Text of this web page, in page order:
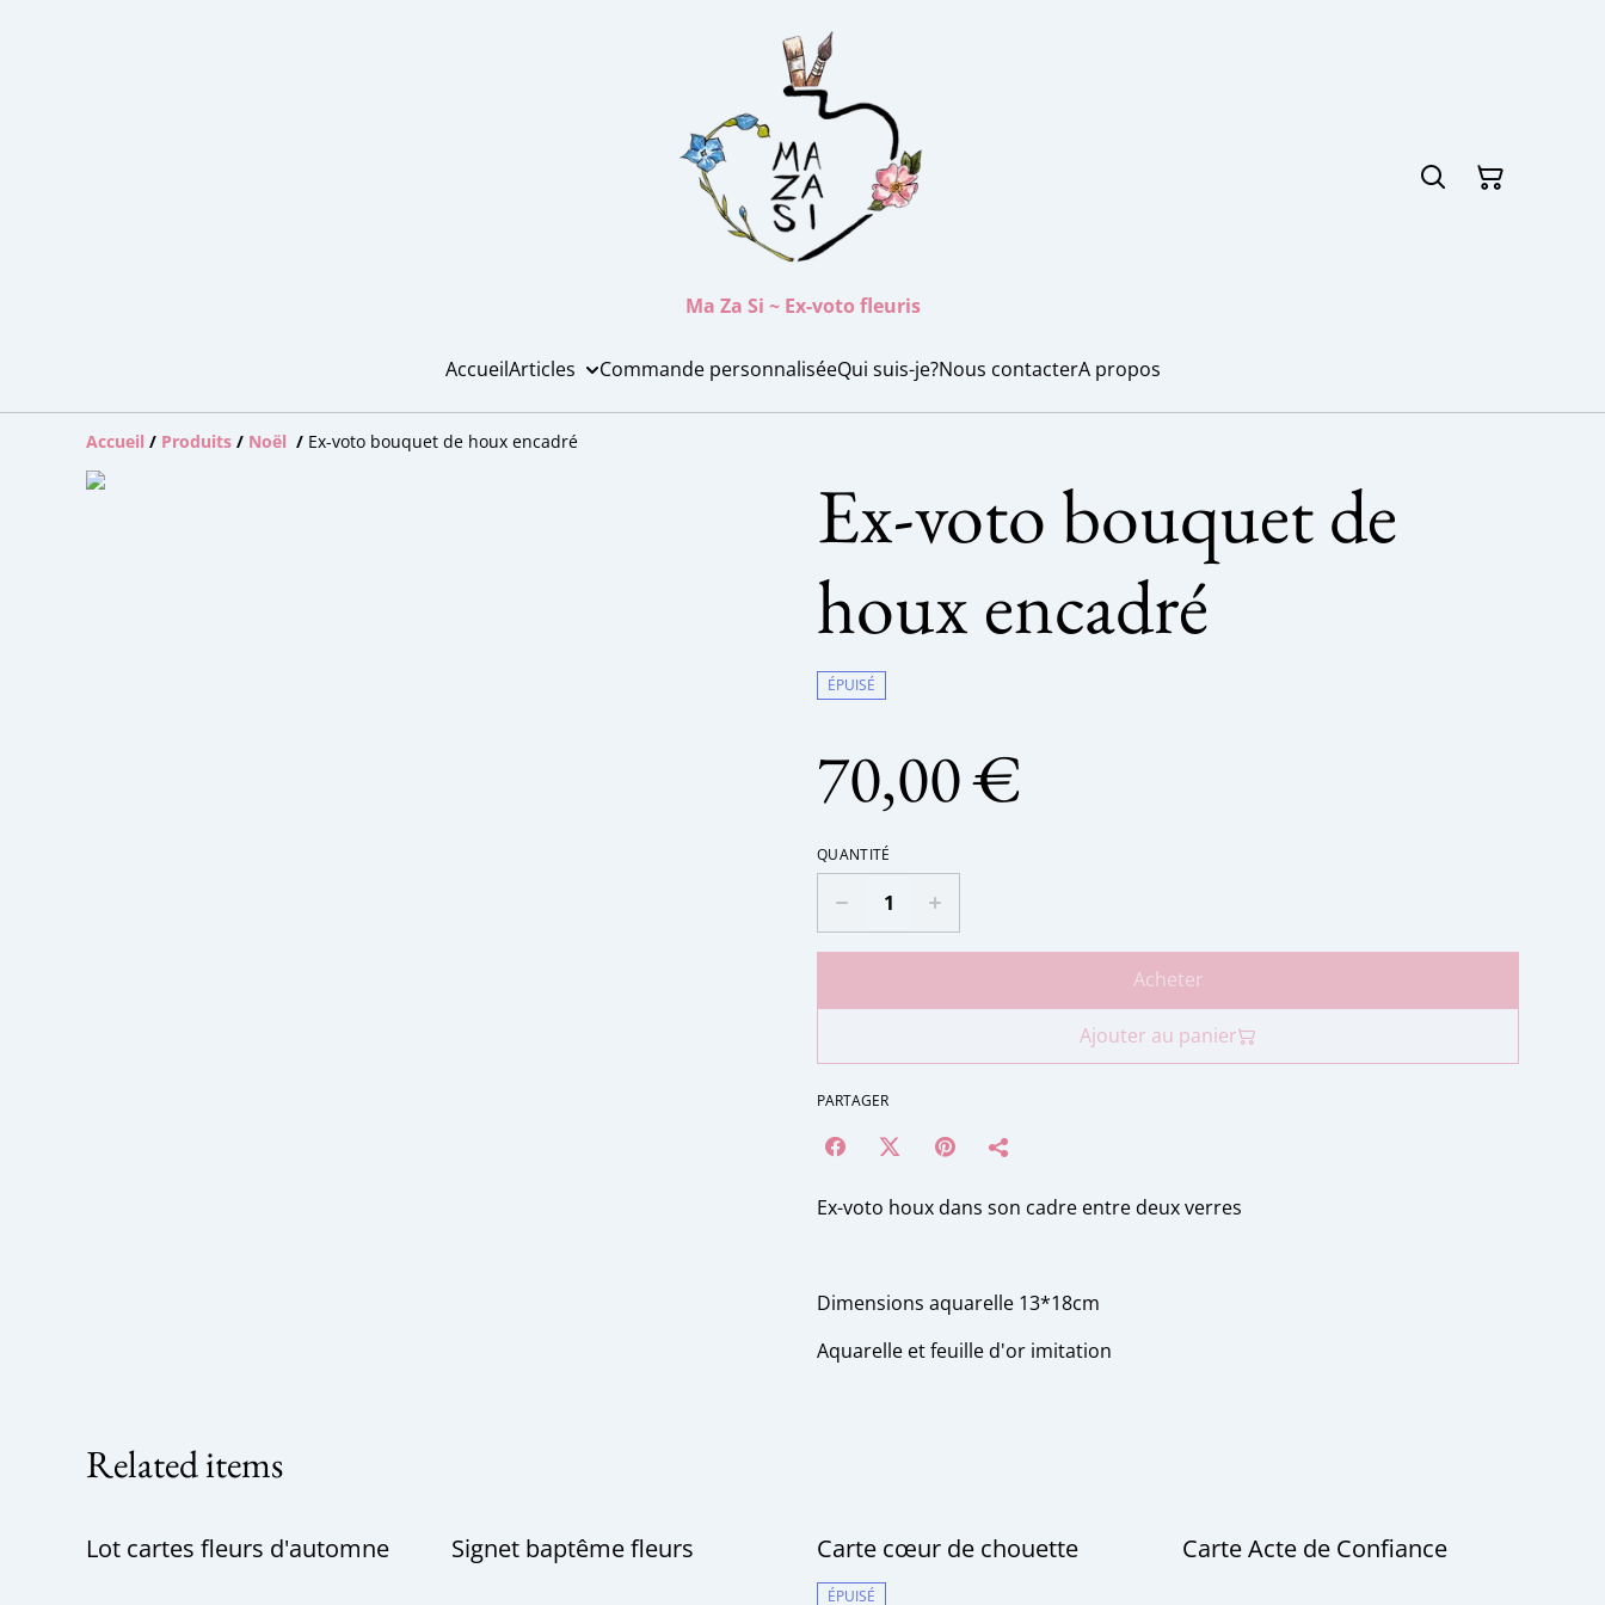
Ma Za Si ~ Ex-voto fleuris
AccueilArticles Commande personnaliséeQui suis-je?Nous contacterA propos
Accueil / Produits / Noël / Ex-voto bouquet de houx encadré
Ex-voto bouquet de
houx encadré
ÉPUISÉ
70,00 €
QUANTITÉ
Acheter
Ajouter au panier
PARTAGER
Ex-voto houx dans son cadre entre deux verres
Dimensions aquarelle 13*18cm
Aquarelle et feuille d'or imitation
Related items
Lot cartes fleurs d'automne Signet baptême fleurs Carte cœur de chouette
ÉPUISÉ
Carte Acte de Confiance